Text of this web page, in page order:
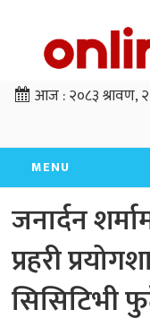
आज :२०८३ श्रावण,
MENU
जनार्दन
प्रहरी
सिसिटिभी